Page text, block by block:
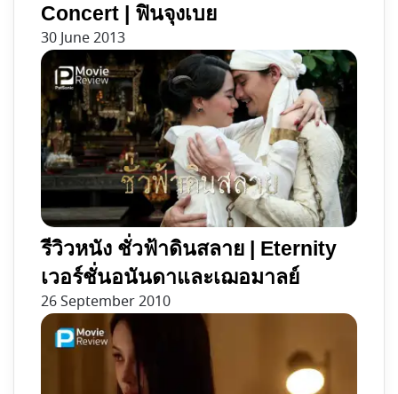
Concert | ฟินจุงเบย
30 June 2013
รีวิวหนัง ชั่วฟ้าดินสลาย | Eternity
เวอร์ชั่นอนันดาและเฌอมาลย์
26 September 2010